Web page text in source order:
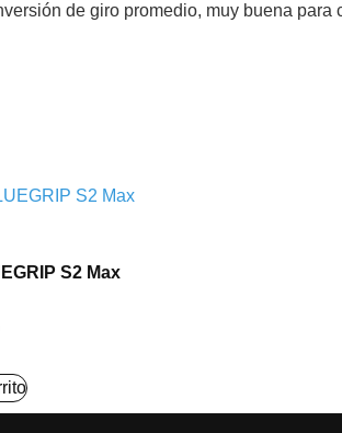
de giro promedio, muy buena para
S2 Max